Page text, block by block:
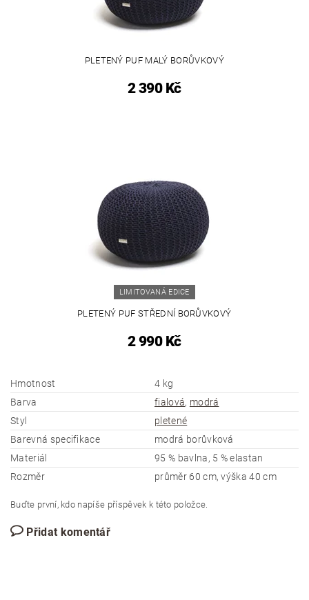
PLETENÝ PUF MALÝ BORŮVKOVÝ
2 390 Kč
LIMITOVANÁ EDICE
PLETENÝ PUF STŘEDNÍ BORŮVKOVÝ
2 990 Kč
Hmotnost
4 kg
Barva
fialová, modrá
Styl
pletené
Barevná specifikace
modrá borůvková
Materiál
95 % bavlna, 5 % elastan
Rozměr
průměr 60 cm, výška 40 cm
Buďte první, kdo napíše příspěvek k této položce.
Přidat komentář